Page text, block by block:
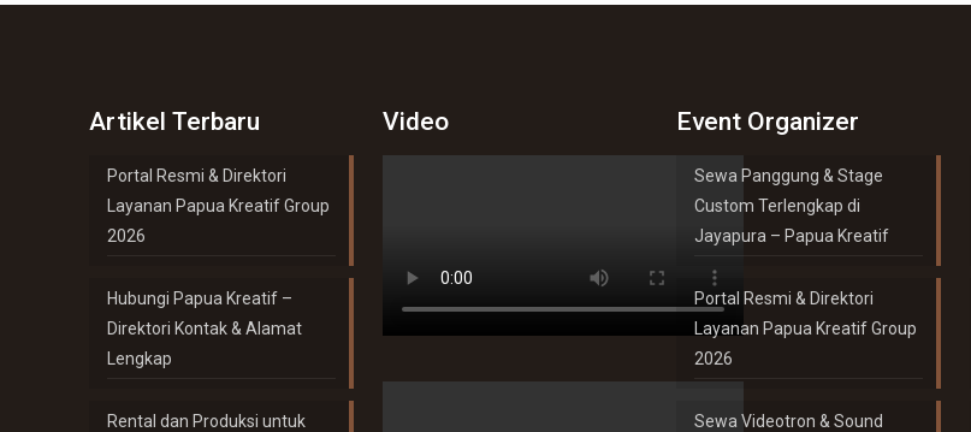
Artikel Terbaru
Portal Resmi & Direktori
Layanan Papua Kreatif Group
2026
Hubungi Papua Kreatif –
Direktori Kontak & Alamat
Lengkap
Rental dan Produksi untuk
Video Event Organizer
Sewa Panggung & Stage
Custom Terlengkap di
Jayapura – Papua Kreatif
Portal Resmi & Direktori
Layanan Papua Kreatif Group
2026
Sewa Videotron & Sound